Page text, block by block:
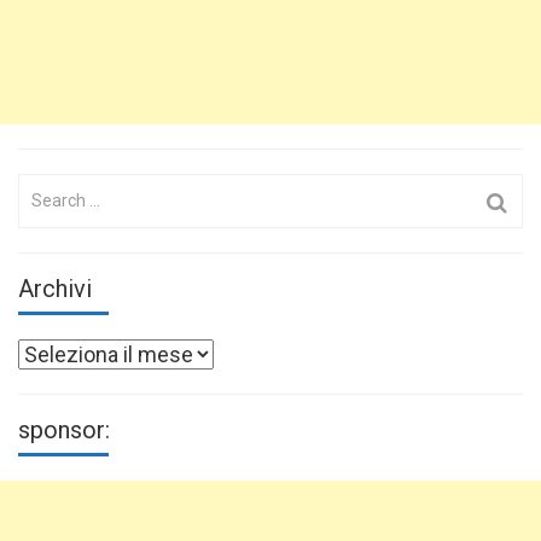
Search
Archivi
Archivi
sponsor: